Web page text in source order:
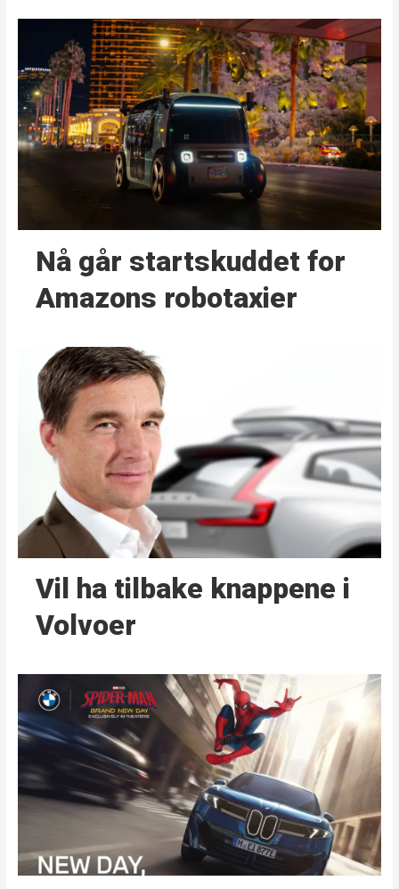
Nå går start­skuddet for
Amazons robotaxier
Vil ha tilbake knappene i
Volvoer